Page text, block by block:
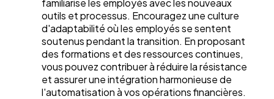
familiarise les employés avec les nouveaux
outils et processus. Encouragez une culture
d'adaptabilité où les employés se sentent
soutenus pendant la transition. En proposant
des formations et des ressources continues,
vous pouvez contribuer à réduire la résistance
et assurer une intégration harmonieuse de
l'automatisation à vos opérations financières.